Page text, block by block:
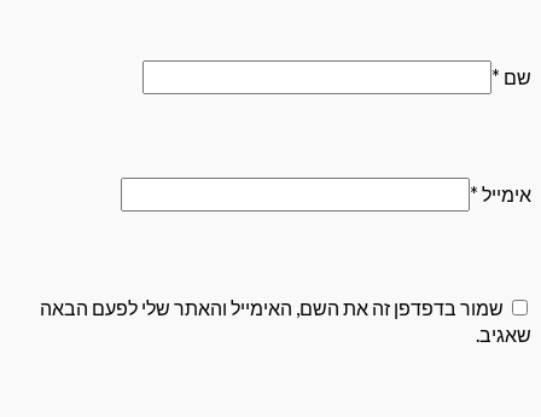
בדפדפן זה את השם, האימייל והאתר שלי לפעם הבאה